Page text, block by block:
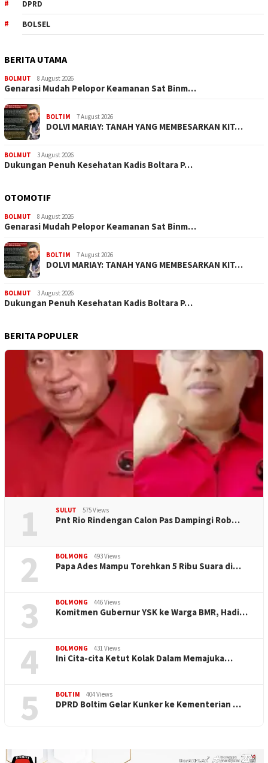
DPRD
BOLSEL
BERITA UTAMA
BOLMUT 8 August 2026
Genarasi Mudah Pelopor Keamanan Sat Binm…
BOLTIM 7 August 2026
DOLVI MARIAY: TANAH YANG MEMBESARKAN KIT…
BOLMUT 3 August 2026
Dukungan Penuh Kesehatan Kadis Boltara P…
OTOMOTIF
BOLMUT 8 August 2026
Genarasi Mudah Pelopor Keamanan Sat Binm…
BOLTIM 7 August 2026
DOLVI MARIAY: TANAH YANG MEMBESARKAN KIT…
BOLMUT 3 August 2026
Dukungan Penuh Kesehatan Kadis Boltara P…
BERITA POPULER
1 SULUT 575 Views
Pnt Rio Rindengan Calon Pas Dampingi Rob…
2 BOLMONG 493 Views
Papa Ades Mampu Torehkan 5 Ribu Suara di…
3 BOLMONG 446 Views
Komitmen Gubernur YSK ke Warga BMR, Hadi…
4 BOLMONG 431 Views
Ini Cita-cita Ketut Kolak Dalam Memajuka…
5 BOLTIM 404 Views
DPRD Boltim Gelar Kunker ke Kementerian …